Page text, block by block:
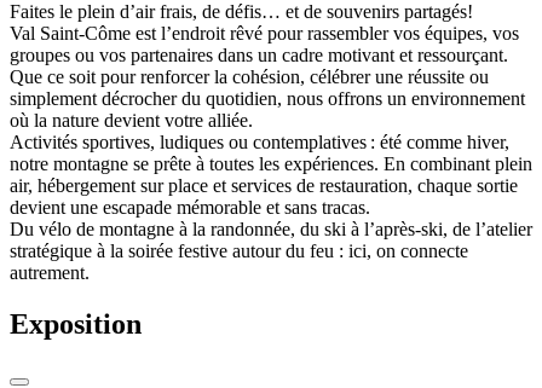
Faites le plein d’air frais, de défis… et de souvenirs partagés!
Val Saint-Côme est l’endroit rêvé pour rassembler vos équipes, vos
groupes ou vos partenaires dans un cadre motivant et ressourçant.
Que ce soit pour renforcer la cohésion, célébrer une réussite ou
simplement décrocher du quotidien, nous offrons un environnement
où la nature devient votre alliée.
Activités sportives, ludiques ou contemplatives : été comme hiver,
notre montagne se prête à toutes les expériences. En combinant plein
air, hébergement sur place et services de restauration, chaque sortie
devient une escapade mémorable et sans tracas.
Du vélo de montagne à la randonnée, du ski à l’après-ski, de l’atelier
stratégique à la soirée festive autour du feu : ici, on connecte
autrement.
Exposition